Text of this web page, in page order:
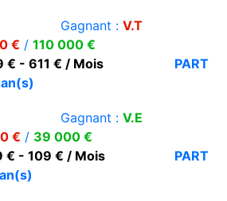
Gagnant : V.T
€ / 110 000 €
€ - 611 € / Mois
PART
Gagnant : V.E
€ / 39 000 €
€ - 109 € / Mois
PART